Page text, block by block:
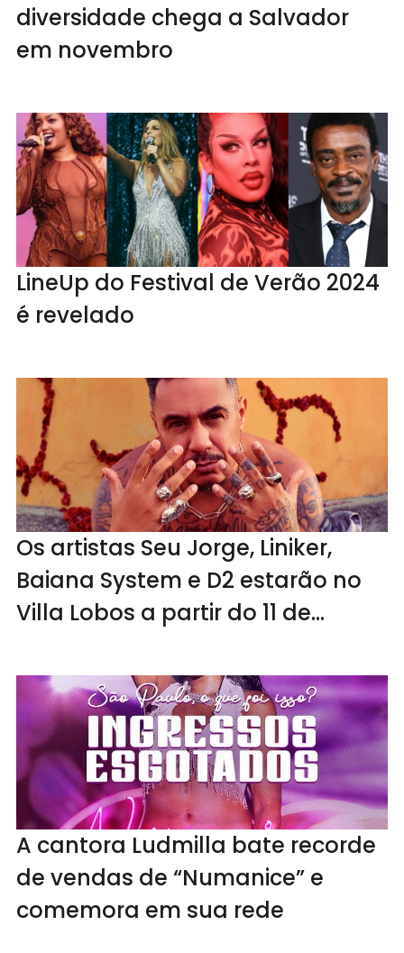
diversidade chega a Salvador
em novembro
LineUp do Festival de Verão 2024
é revelado
Os artistas Seu Jorge, Liniker,
Baiana System e D2 estarão no
Villa Lobos a partir do 11 de
A cantora Ludmilla bate recorde
de vendas de “Numanice” e
comemora em sua rede